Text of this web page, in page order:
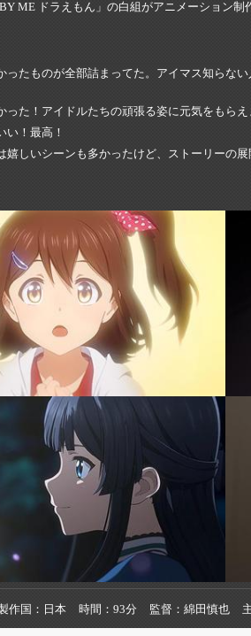
ME ドラえもん」の白組がアニメーション制
ったものが全部詰まってた。アイマス知らな
った！アイドルたちの頑張る姿に元気をもらえ
い！最高！
嬉しいシーンも多かったけど、ストーリーの
作国 日本 時間 93分 監督 綿田慎也